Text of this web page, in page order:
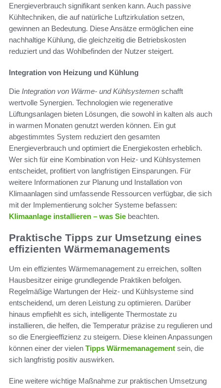
Energieverbrauch signifikant senken kann. Auch passive
Kühltechniken, die auf natürliche Luftzirkulation setzen,
gewinnen an Bedeutung. Diese Ansätze ermöglichen eine
nachhaltige Kühlung, die gleichzeitig die Betriebskosten
reduziert und das Wohlbefinden der Nutzer steigert.
Integration von Heizung und Kühlung
Die Integration von Wärme- und Kühlsystemen schafft
wertvolle Synergien. Technologien wie regenerative
Lüftungsanlagen bieten Lösungen, die sowohl in kalten als auch
in warmen Monaten genutzt werden können. Ein gut
abgestimmtes System reduziert den gesamten
Energieverbrauch und optimiert die Energiekosten erheblich.
Wer sich für eine Kombination von Heiz- und Kühlsystemen
entscheidet, profitiert von langfristigen Einsparungen. Für
weitere Informationen zur Planung und Installation von
Klimaanlagen sind umfassende Ressourcen verfügbar, die sich
mit der Implementierung solcher Systeme befassen:
Klimaanlage installieren – was Sie beachten.
Praktische Tipps zur Umsetzung eines
effizienten Wärmemanagements
Um ein effizientes Wärmemanagement zu erreichen, sollten
Hausbesitzer einige grundlegende Praktiken befolgen.
Regelmäßige Wartungen der Heiz- und Kühlsysteme sind
entscheidend, um deren Leistung zu optimieren. Darüber
hinaus empfiehlt es sich, intelligente Thermostate zu
installieren, die helfen, die Temperatur präzise zu regulieren und
so die Energieeffizienz zu steigern. Diese kleinen Anpassungen
können einer der vielen Tipps Wärmemanagement sein, die
sich langfristig positiv auswirken.
Eine weitere wichtige Maßnahme zur praktischen Umsetzung